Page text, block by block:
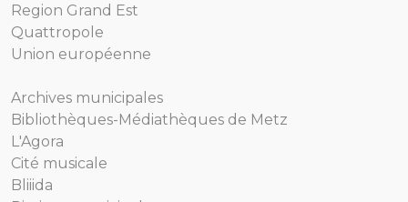
Region Grand Est
Quattropole
Union européenne
Archives municipales
Bibliothèques-Médiathèques de Metz
L'Agora
Cité musicale
Bliiida